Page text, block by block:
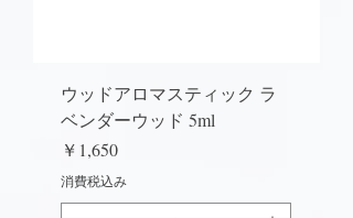
ウッドアロマスティック ラ
ベンダーウッド 5ml
価格
￥1,650
消費税込み